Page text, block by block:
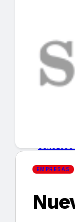
INICIO
EMPRESAS
GUÍA DE
MERCADOS
EMPRESAS